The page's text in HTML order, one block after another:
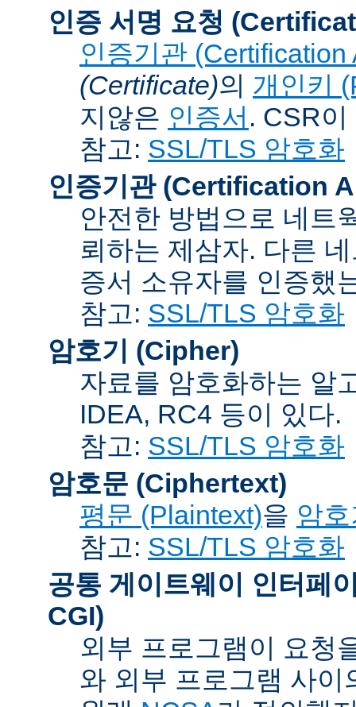
인증 서명 요청
인증기관 (Certification
(Certificate)의 개인키
지않은 인증서 . CSR
참고: SSL/TLS 암호화
인증기관 (Certification
안전한 방법으로 네트
뢰하는 제삼자. 다른
증서 소유자를 인증했
참고: SSL/TLS 암호화
암호기 (Cipher)
자료를 암호화하는 알
IDEA, RC4 등이 있다.
참고: SSL/TLS 암호화
암호문 (Ciphertext)
평문 (Plaintext)을 암
참고: SSL/TLS 암호화
공통 게이트웨이 인터페
CGI)
외부 프로그램이 요청
와 외부 프로그램 사